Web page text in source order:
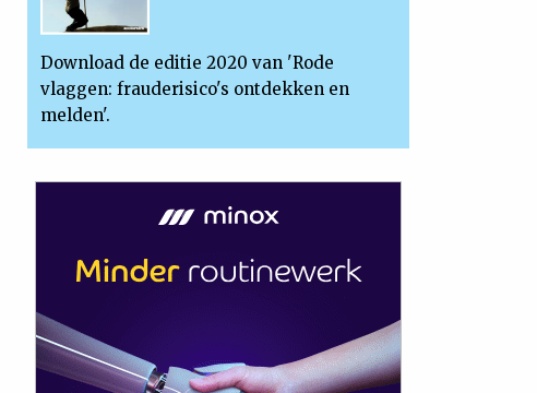
Download de editie 2020 van 'Rode
vlaggen: frauderisico's ontdekken en
melden'.